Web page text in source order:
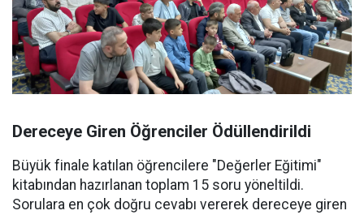
Dereceye Giren Öğrenciler Ödüllendirildi
Büyük finale katılan öğrencilere "Değerler Eğitimi"
kitabından hazırlanan toplam 15 soru yöneltildi.
Sorulara en çok doğru cevabı vererek dereceye giren